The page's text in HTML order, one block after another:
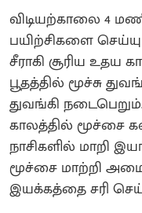
விடியற்காலை 4
பயிற்சிகளை
சீராகி சூரிய உதய
பூதத்தில் மூச்சு
துவங்கி
காலத்தில் மூச்சை
நாசிகளில் மாறி
மூச்சை மாற்றி
இயக்கத்தை சரி